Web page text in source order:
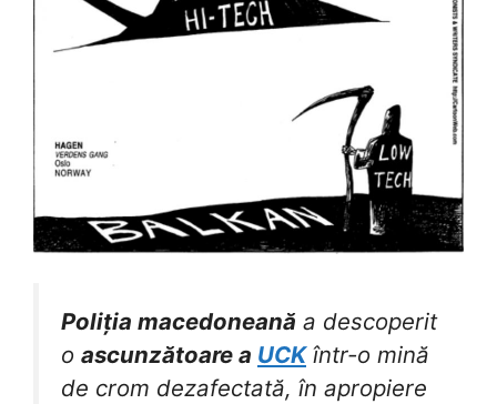
Poliția macedoneană a descoperit
o ascunzătoare a UCKîntr-o mină
de crom dezafectată, în apropiere